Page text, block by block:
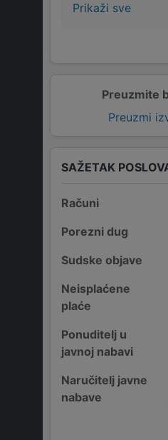
Preuzmite
Preuzmi
Prikaži sve
SAŽETAK
Računi
Porezni dug
Sudske objave
Neisplaćene
plaće
Ponuditelj u
javnoj nabavi
Naručitelj javne
nabave